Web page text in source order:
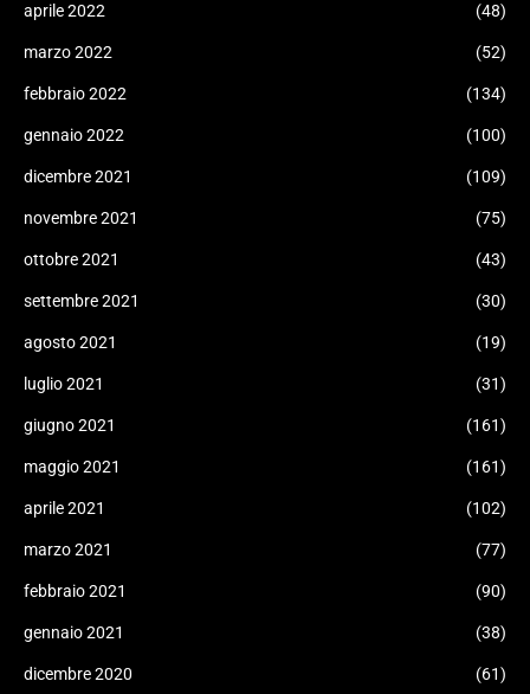
aprile 2022 (48)
marzo 2022 (52)
febbraio 2022 (134)
gennaio 2022 (100)
dicembre 2021 (109)
novembre 2021 (75)
ottobre 2021 (43)
settembre 2021 (30)
agosto 2021 (19)
luglio 2021 (31)
giugno 2021 (161)
maggio 2021 (161)
aprile 2021 (102)
marzo 2021 (77)
febbraio 2021 (90)
gennaio 2021 (38)
dicembre 2020 (61)